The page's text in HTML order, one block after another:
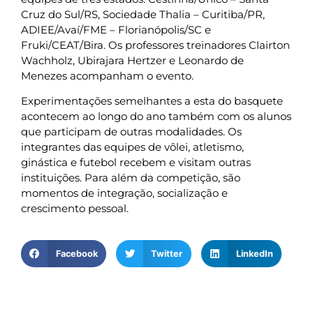
Cruz do Sul/RS, Sociedade Thalia – Curitiba/PR,
ADIEE/Avaí/FME – Florianópolis/SC e
Fruki/CEAT/Bira. Os professores treinadores Clairton
Wachholz, Ubirajara Hertzer e Leonardo de
Menezes acompanham o evento.
Experimentações semelhantes a esta do basquete
acontecem ao longo do ano também com os alunos
que participam de outras modalidades. Os
integrantes das equipes de vôlei, atletismo,
ginástica e futebol recebem e visitam outras
instituições. Para além da competição, são
momentos de integração, socialização e
crescimento pessoal.
Facebook Twitter LinkedIn